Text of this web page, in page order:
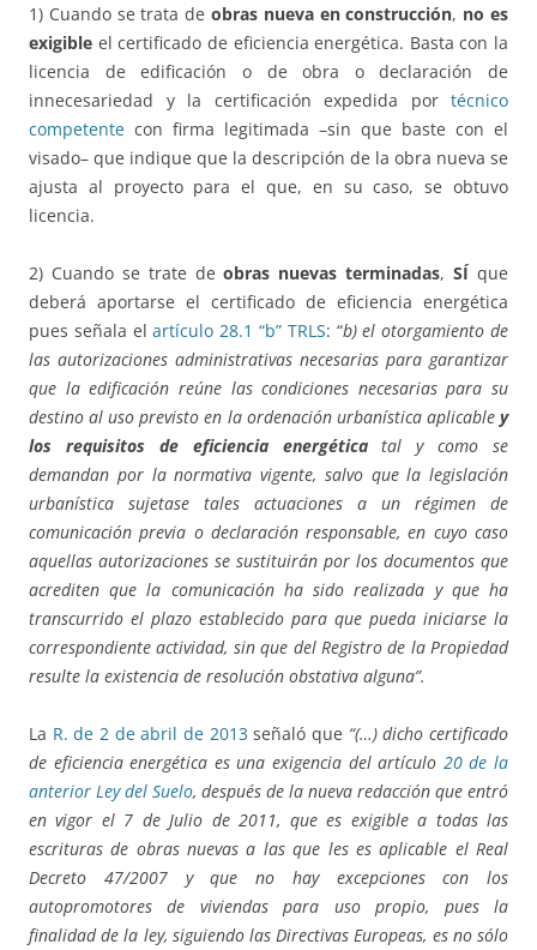
1) Cuando se trata de obras nueva en construcción, no es
exigible el certificado de eficiencia energética. Basta con la
licencia de edificación o de obra o declaración de
innecesariedad y la certificación expedida por técnico
competente con firma legitimada –sin que baste con el
visado– que indique que la descripción de la obra nueva se
ajusta al proyecto para el que, en su caso, se obtuvo
licencia.
2) Cuando se trate deobras nuevas terminadas,SÍque
deberá aportarse el certificado de eficiencia energética
pues señala elartículo 28.1 “b” TRLS: “b) el otorgamiento de
las autorizaciones administrativas necesarias para garantizar
que la edificación reúne las condiciones necesarias para su
destino al uso previsto en la ordenación urbanística aplicable y
los requisitos de eficiencia energéticatal y como se
demandan por la normativa vigente, salvo que la legislación
urbanística sujetase tales actuaciones a un régimen de
comunicación previa o declaración responsable, en cuyo caso
aquellas autorizaciones se sustituirán por los documentos que
acrediten que la comunicación ha sido realizada y que ha
transcurrido el plazo establecido para que pueda iniciarse la
correspondiente actividad, sin que del Registro de la Propiedad
resulte la existencia de resolución obstativa alguna”.
La R. de 2 de abril de 2013 señaló que “(…)dicho certificado
de eficiencia energética es una exigencia del artículo 20 de la
anterior Ley del Suelo, después de la nueva redacción que entró
en vigor el 7 de Julio de 2011, que es exigible a todas las
escrituras de obras nuevas a las que les es aplicable el Real
Decreto 47/2007 y que no hay excepciones con los
autopromotores de viviendas para uso propio, pues la
finalidad de la ley, siguiendo las Directivas Europeas, es no sólo